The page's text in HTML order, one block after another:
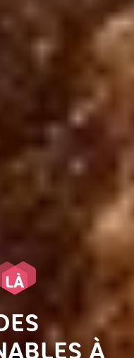
LÀ
À